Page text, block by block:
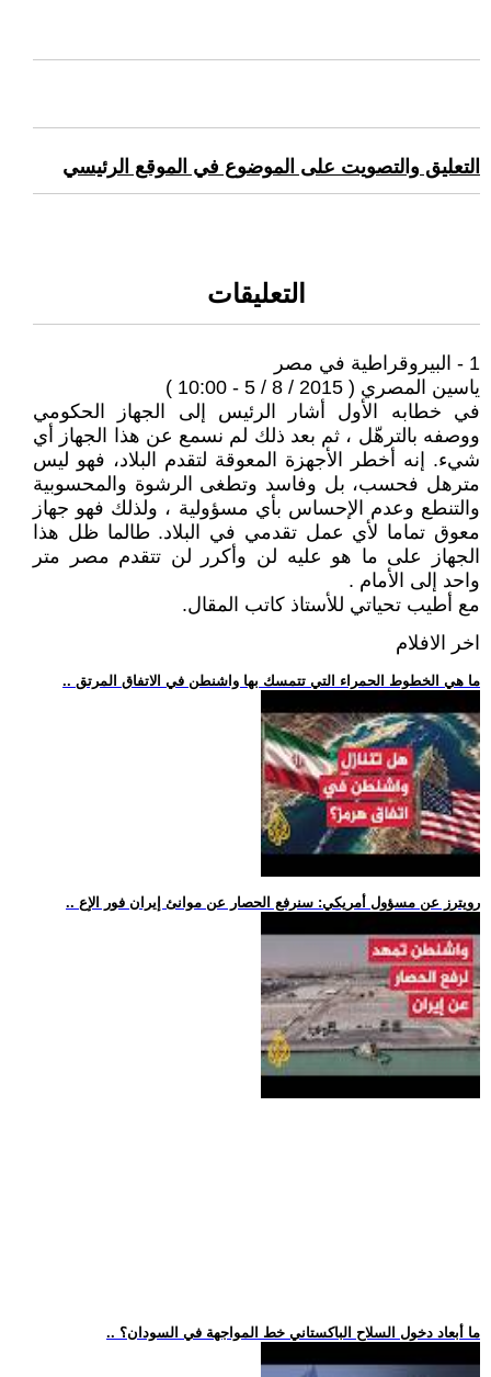
التعليق والتصويت على الموضوع في الموقع الرئيسي
التعليقات
1 - البيروقراطية في مصر
ياسين المصري ( 2015 / 8 / 5 - 10:00 )
في خطابه الأول أشار الرئيس إلى الجهاز الحكومي
ووصفه بالترهّل ، ثم بعد ذلك لم نسمع عن هذا الجهاز أي
شيء. إنه أخطر الأجهزة المعوقة لتقدم البلاد، فهو ليس
مترهل فحسب، بل وفاسد وتطغى الرشوة والمحسوبية
والتنطع وعدم الإحساس بأي مسؤولية ، ولذلك فهو جهاز
معوق تماما لأي عمل تقدمي في البلاد. طالما ظل هذا
الجهاز على ما هو عليه لن وأكرر لن تتقدم مصر متر
واحد إلى الأمام .
مع أطيب تحياتي للأستاذ كاتب المقال.
اخر الافلام
.. ما هي الخطوط الحمراء التي تتمسك بها واشنطن في الاتفاق المرتق
.. رويترز عن مسؤول أمريكي: سنرفع الحصار عن موانئ إيران فور الإع
.. ما أبعاد دخول السلاح الباكستاني خط المواجهة في السودان؟